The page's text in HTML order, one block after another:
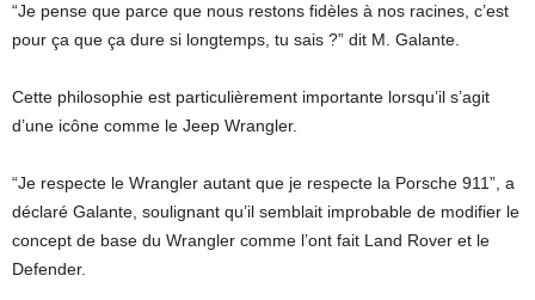
“Je pense que parce que nous restons fidèles à nos racines, c’est
pour ça que ça dure si longtemps, tu sais ?” dit M. Galante.
Cette philosophie est particulièrement importante lorsqu’il s’agit
d’une icône comme le Jeep Wrangler.
“Je respecte le Wrangler autant que je respecte la Porsche 911”, a
déclaré Galante, soulignant qu’il semblait improbable de modifier le
concept de base du Wrangler comme l’ont fait Land Rover et le
Defender.